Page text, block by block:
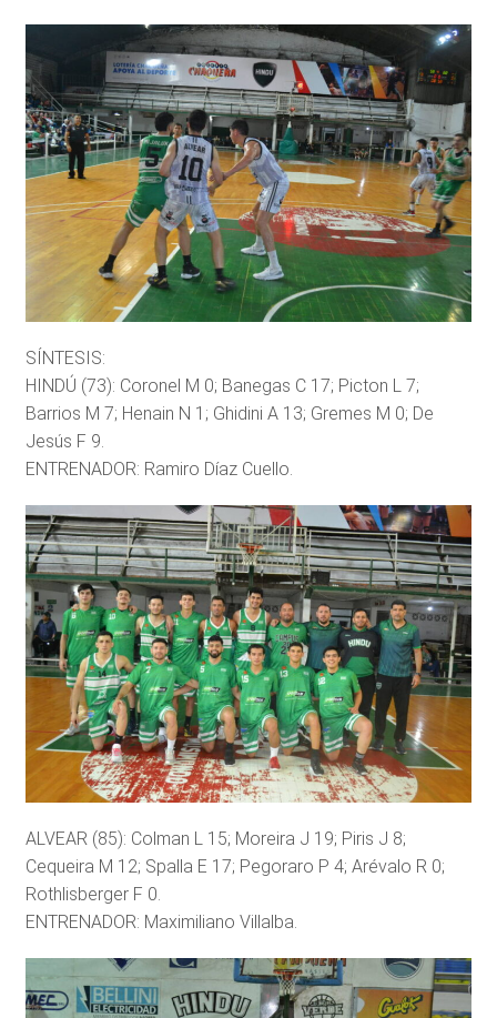
SÍNTESIS:
HINDÚ (73): Coronel M 0; Banegas C 17; Picton L 7;
Barrios M 7; Henain N 1; Ghidini A 13; Gremes M 0; De
Jesús F 9.
ENTRENADOR: Ramiro Díaz Cuello.
ALVEAR (85): Colman L 15; Moreira J 19; Piris J 8;
Cequeira M 12; Spalla E 17; Pegoraro P 4; Arévalo R 0;
Rothlisberger F 0.
ENTRENADOR: Maximiliano Villalba.